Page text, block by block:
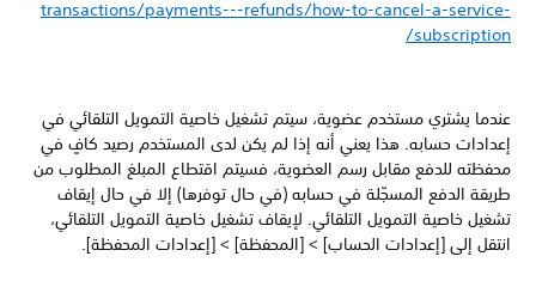
transactions/payments---refunds/how-to-cancel-a-service-
subscription/
عندما يشتري مستخدم عضوية، سيتم تشغيل خاصية التمويل التلقائي في
إعدادات حسابه. هذا يعني أنه إذا لم يكن لدى المستخدم رصيد كافٍ في
محفظته للدفع مقابل رسم العضوية، فسيتم اقتطاع المبلغ المطلوب من
طريقة الدفع المسجّلة في حسابه (في حال توفرها) إلا في حال إيقاف
تشغيل خاصية التمويل التلقائي. لإيقاف تشغيل خاصية التمويل التلقائي،
انتقل إلى [إعدادات الحساب] > [المحفظة] > [إعدادات المحفظة].